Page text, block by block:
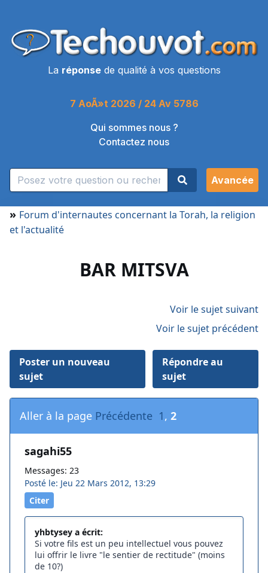
La réponsede qualité à vos questions
7 AoÃ»t 2026 / 24 Av 5786
Qui sommes nous ?
Contactez nous
Avancée
» Forum d'internautes concernant la Torah, la religion
et l'actualité
BAR MITSVA
Voir le sujet suivant
Voir le sujet précédent
Poster un nouveau
sujet
Répondre au
sujet
Aller à la page Précédente 1, 2
sagahi55
Messages: 23
Posté le: Jeu 22 Mars 2012, 13:29
Citer
yhbtysey a écrit:
Si votre fils est un peu intellectuel vous pouvez
lui offrir le livre "le sentier de rectitude" (moins
de 10?)